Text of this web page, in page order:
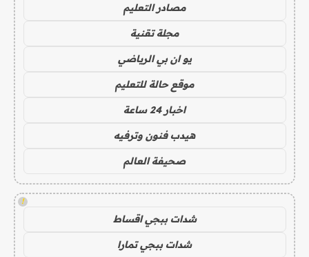
مصادر التعليم
مجلة تقنية
يو ان بي الرياضي
موقع حالة للتعليم
اخبار 24 ساعة
هيدب فنون وترفيه
صحيفة العالم
!
شدات ببجي اقساط
شدات ببجي تمارا